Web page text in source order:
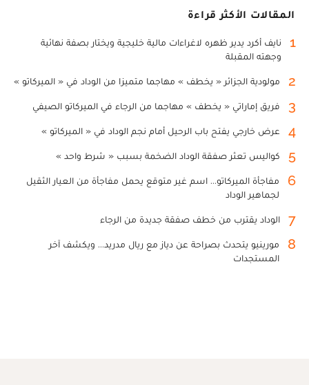
المقالات الأكثر قراءة
1
نايف أكرد يدير ظهره لاغراءات مالية خليجية ويختار بصفة نهائية
وجهته المقبلة
2 مولودية الجزائر « يخطف » مهاجما متميزا من الوداد في « الميركاتو »
3 فريق إماراتي « يخطف » مهاجما من الرجاء في الميركاتو الصيفي
4 عرض خارجي يفتح باب الرحيل أمام نجم الوداد في « الميركاتو »
5 كواليس تعثر صفقة الوداد الضخمة بسبب « شرط واحد »
6
مفاجأة الميركاتو... اسم غير متوقع يحمل مفاجأة من العيار الثقيل
لجماهير الوداد
7 الوداد يقترب من خطف صفقة جديدة من الرجاء
8
مورينيو يتحدث بصراحة عن دياز مع ريال مدريد... ويكشف آخر
المستجدات